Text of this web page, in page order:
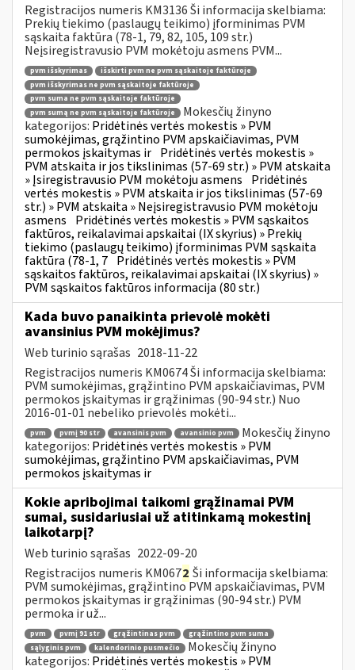
Registracijos numeris KM3136 Ši informacija skelbiama:
Prekių tiekimo (paslaugų teikimo) įforminimas PVM
sąskaita faktūra (78-1, 79, 82, 105, 109 str.)
Neįsiregistravusio PVM mokėtoju asmens PVM...
pvm išskyrimas
išskirti pvm ne pvm sąskaitoje faktūroje
pvm išskyrimas ne pvm sąskaitoje faktūroje
pvm suma ne pvm sąskaitoje faktūroje
pvm sumą ne pvm sąskaitoje faktūroje
Mokesčių žinyno
kategorijos: Pridėtinės vertės mokestis » PVM
sumokėjimas, grąžintino PVM apskaičiavimas, PVM
permokos įskaitymas ir Pridėtinės vertės mokestis »
PVM atskaita ir jos tikslinimas (57-69 str.) » PVM atskaita
» Įsiregistravusio PVM mokėtoju asmens Pridėtinės
vertės mokestis » PVM atskaita ir jos tikslinimas (57-69
str.) » PVM atskaita » Neįsiregistravusio PVM mokėtoju
asmens Pridėtinės vertės mokestis » PVM sąskaitos
faktūros, reikalavimai apskaitai (IX skyrius) » Prekių
tiekimo (paslaugų teikimo) įforminimas PVM sąskaita
faktūra (78-1, 7 Pridėtinės vertės mokestis » PVM
sąskaitos faktūros, reikalavimai apskaitai (IX skyrius) »
PVM sąskaitos faktūros informacija (80 str.)
Kada buvo panaikinta prievolė mokėti
avansinius PVM mokėjimus?
Web turinio sąrašas 2018-11-22
Registracijos numeris KM0674 Ši informacija skelbiama:
PVM sumokėjimas, grąžintino PVM apskaičiavimas, PVM
permokos įskaitymas ir grąžinimas (90-94 str.) Nuo
2016-01-01 nebeliko prievolės mokėti...
pvm pvmį 90 str avansinis pvm avansinio pvm
Mokesčių žinyno
kategorijos: Pridėtinės vertės mokestis » PVM
sumokėjimas, grąžintino PVM apskaičiavimas, PVM
permokos įskaitymas ir
Kokie apribojimai taikomi grąžinamai PVM
sumai, susidariusiai už atitinkamą mokestinį
laikotarpį?
Web turinio sąrašas 2022-09-20
Registracijos numeris KM0672 Ši informacija skelbiama:
PVM sumokėjimas, grąžintino PVM apskaičiavimas, PVM
permokos įskaitymas ir grąžinimas (90-94 str.) PVM
permoka ir už...
pvm pvmį 91 str grąžintinas pvm
grąžintino pvm suma
sąlyginis pvm
kalendorinio pusmečio
Mokesčių žinyno
kategorijos: Pridėtinės vertės mokestis » PVM